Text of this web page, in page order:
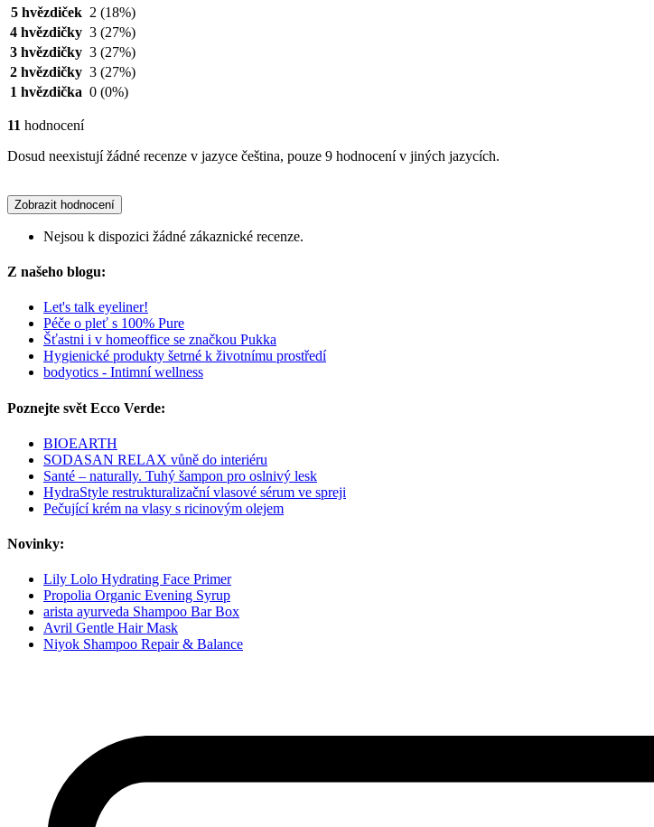
5 hvězdiček 2 (18%)
4 hvězdičky 3 (27%)
3 hvězdičky 3 (27%)
2 hvězdičky 3 (27%)
1 hvězdička 0 (0%)
11 hodnocení
Dosud neexistují žádné recenze v jazyce čeština, pouze 9 hodnocení v jiných jazycích.
Zobrazit hodnocení
Nejsou k dispozici žádné zákaznické recenze.
Z našeho blogu:
Let's talk eyeliner!
Péče o pleť s 100% Pure
Šťastni i v homeoffice se značkou Pukka
Hygienické produkty šetrné k životnímu prostředí
bodyotics - Intimní wellness
Poznejte svět Ecco Verde:
BIOEARTH
SODASAN RELAX vůně do interiéru
Santé – naturally. Tuhý šampon pro oslnivý lesk
HydraStyle restrukturalizační vlasové sérum ve spreji
Pečující krém na vlasy s ricinovým olejem
Novinky:
Lily Lolo Hydrating Face Primer
Propolia Organic Evening Syrup
arista ayurveda Shampoo Bar Box
Avril Gentle Hair Mask
Niyok Shampoo Repair & Balance